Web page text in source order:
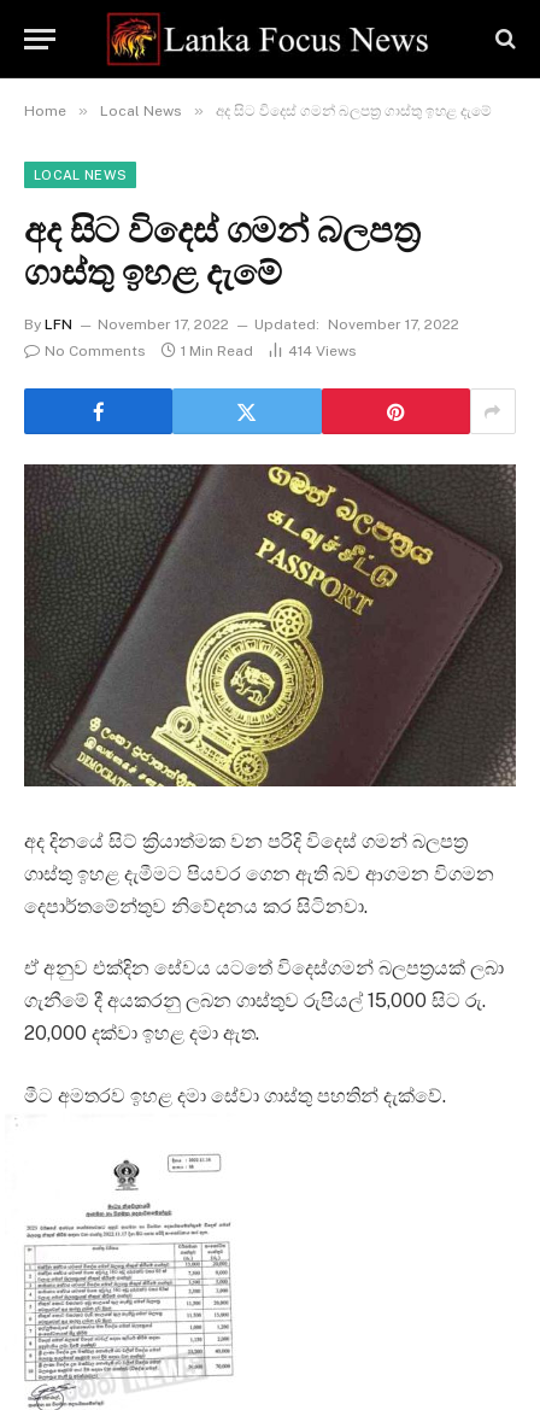
Home » Local News » අද සිට විදෙස් ගමන් බලපත්‍ර ගාස්තු ඉහළ දැමේ
LOCAL NEWS
අද සිට විදෙස් ගමන් බලපත්‍ර
ගාස්තු ඉහළ දැමේ
By LFN November 17, 2022 Updated:
November 17, 2022
No Comments
1 Min Read 414 Views
අද දිනයේ සිට් ක්‍රියාත්මක වන පරිදි විදෙස් ගමන් බලපත්‍ර
ගාස්තු ඉහළ දැමීමට පියවර ගෙන ඇති බව ආගමන විගමන
දෙපාර්තමේන්තුව නිවේදනය කර සිටිනවා.
ඒ අනුව එක්දින සේවය යටතේ විදෙස්ගමන් බලපත්‍රයක් ලබා
ගැනීමේ දී අයකරනු ලබන ගාස්තුව රුපියල් 15,000 සිට රු.
20,000 දක්වා ඉහළ දමා ඇත.
මීට අමතරව ඉහළ දමා සේවා ගාස්තු පහතින් දැක්වේ.